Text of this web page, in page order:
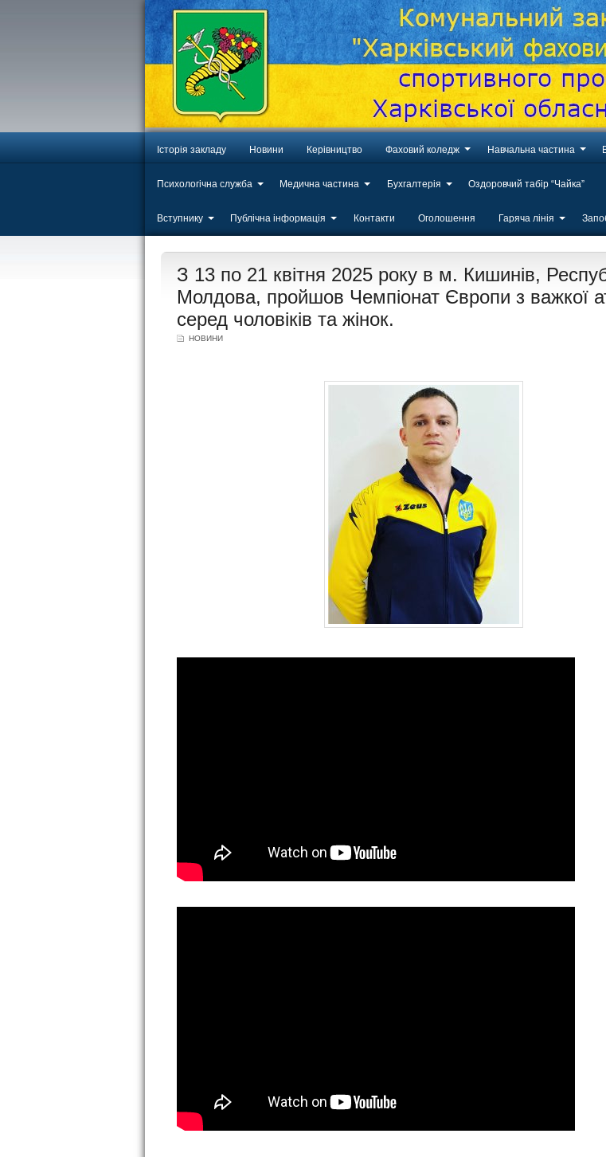
Історія закладу Новини Керівництво Фаховий коледж Навчальна частина
Психологічна служба Медична частина Бухгалтерія Оздоровчий табір “Чайка”
Вступнику Публічна інформація Контакти Оголошення Гаряча лінія
20
З 13 по 21 квітня 2025 року в м. Кишинів,
Молдова, пройшов Чемпіонат Європи з важкої
серед чоловіків та жінок.
НОВИНИ